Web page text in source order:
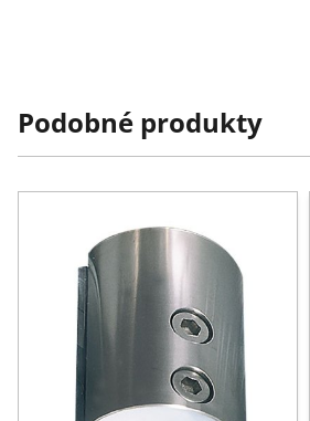
Podobné produkty